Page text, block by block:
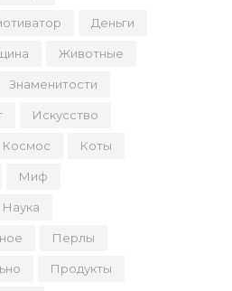
Деньги
Животные
Знаменитости
Искусство
Космос Коты
Миф
Наука
Перлы
Продукты